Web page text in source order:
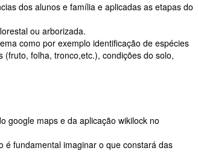
dos alunos e família e aplicadas as etapas do
ou arborizada.
como por exemploidentificação de espécies
folha, tronco,etc.), condições do solo,
google maps e da aplicação wikilock no
é fundamental imaginar o que constará das